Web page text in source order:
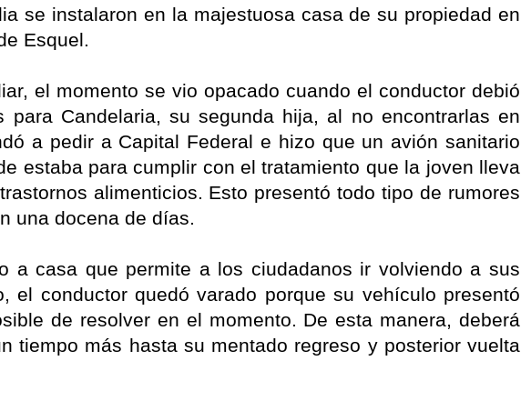
se instalaron en la majestuosa casa de su propiedad en
Esquel.
el momento se vio opacado cuando el conductor debió
para Candelaria, su segunda hija, al no encontrarlas en
a pedir a Capital Federal e hizo que un avión sanitario
estaba para cumplir con el tratamiento que la joven lleva
alimenticios. Esto presentó todo tipo de rumores
una docena de días.
a casa que permite a los ciudadanos ir volviendo a sus
el conductor quedó varado porque su vehículo presentó
de resolver en el momento. De esta manera, deberá
tiempo más hasta su mentado regreso y posterior vuelta